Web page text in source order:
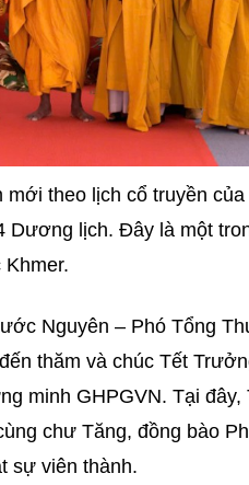
theo lịch cổ truyền
Dương lịch. Đây là một
Nguyên – Phó Tổng
thăm và chúc Tết
minh GHPGVN. Tại
chư Tăng, đồng bào
sự viên thành.